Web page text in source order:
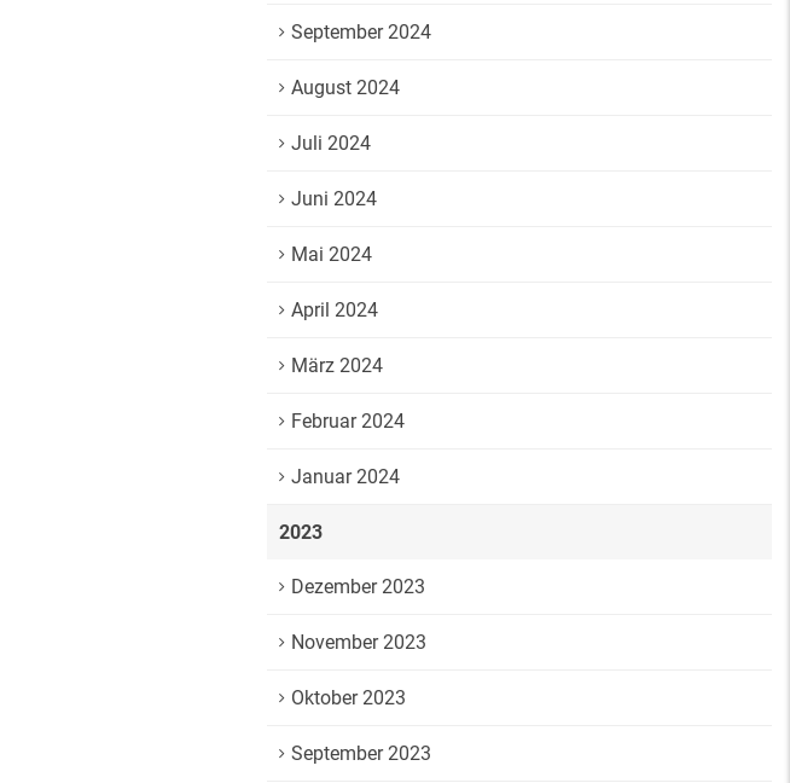
September 2024
August 2024
Juli 2024
Juni 2024
Mai 2024
April 2024
März 2024
Februar 2024
Januar 2024
2023
Dezember 2023
November 2023
Oktober 2023
September 2023